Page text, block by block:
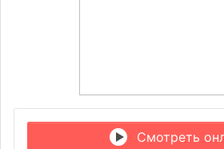
Смотреть